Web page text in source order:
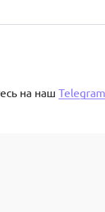
на наш